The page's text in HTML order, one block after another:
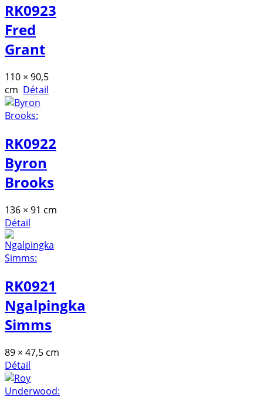
RK0923
Fred
Grant
110 × 90,5
cm Détail
RK0922
Byron
Brooks
136 × 91 cm
Détail
RK0921
Ngalpingka
Simms
89 × 47,5 cm
Détail